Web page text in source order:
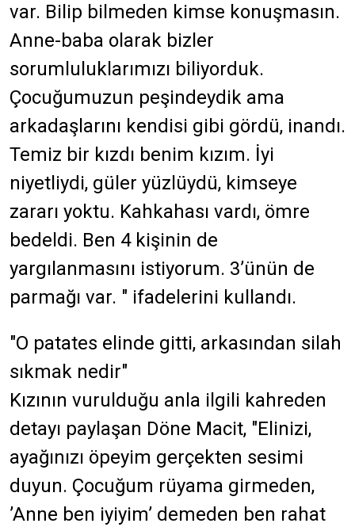
var. Bilip bilmeden kimse konuşmasın.
Anne-baba olarak bizler
sorumluluklarımızı biliyorduk.
Çocuğumuzun peşindeydik ama
arkadaşlarını kendisi gibi gördü, inandı.
Temiz bir kızdı benim kızım. İyi
niyetliydi, güler yüzlüydü, kimseye
zararı yoktu. Kahkahası vardı, ömre
bedeldi. Ben 4 kişinin de
yargılanmasını istiyorum. 3’ünün de
parmağı var. " ifadelerini kullandı.
"O patates elinde gitti, arkasından silah
sıkmak nedir"
Kızının vurulduğu anla ilgili kahreden
detayı paylaşan Döne Macit, "Elinizi,
ayağınızı öpeyim gerçekten sesimi
duyun. Çocuğum rüyama girmeden,
’Anne ben iyiyim’ demeden ben rahat